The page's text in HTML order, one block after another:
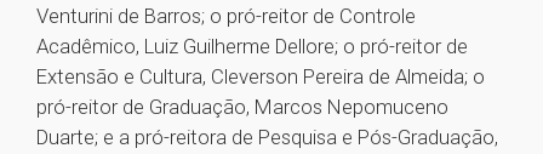
Venturini de Barros; o pró-reitor de Controle
Acadêmico, Luiz Guilherme Dellore; o pró-reitor de
Extensão e Cultura, Cleverson Pereira de Almeida; o
pró-reitor de Graduação, Marcos Nepomuceno
Duarte; e a pró-reitora de Pesquisa e Pós-Graduação,